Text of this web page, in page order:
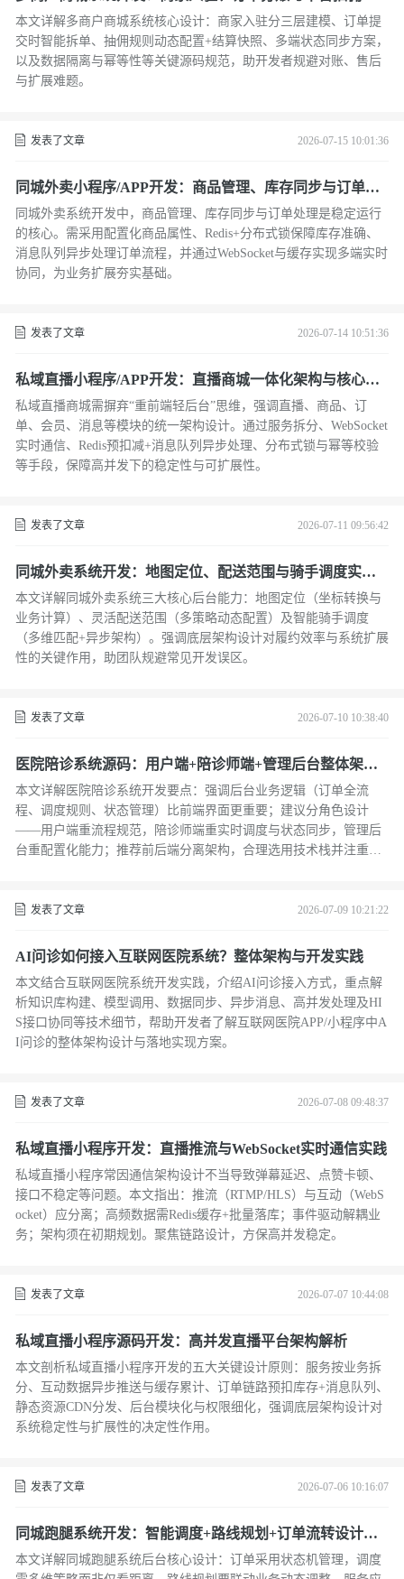
现方案
本文详解多商户商城系统核心设计：商家入驻分三层建模、订单提
交时智能拆单、抽佣规则动态配置+结算快照、多端状态同步方案，
以及数据隔离与幂等性等关键源码规范，助开发者规避对账、售后
与扩展难题。
发表了文章 2026-07-15 10:01:36
同城外卖小程序/APP开发：商品管理、库存同步与订单处
理方案
同城外卖系统开发中，商品管理、库存同步与订单处理是稳定运行
的核心。需采用配置化商品属性、Redis+分布式锁保障库存准确、
消息队列异步处理订单流程，并通过WebSocket与缓存实现多端实时
协同，为业务扩展夯实基础。
发表了文章 2026-07-14 10:51:36
私域直播小程序/APP开发：直播商城一体化架构与核心模
块解析
私域直播商城需摒弃“重前端轻后台”思维，强调直播、商品、订
单、会员、消息等模块的统一架构设计。通过服务拆分、WebSocket
实时通信、Redis预扣减+消息队列异步处理、分布式锁与幂等校验
等手段，保障高并发下的稳定性与可扩展性。
发表了文章 2026-07-11 09:56:42
同城外卖系统开发：地图定位、配送范围与骑手调度实现
方案
本文详解同城外卖系统三大核心后台能力：地图定位（坐标转换与
业务计算）、灵活配送范围（多策略动态配置）及智能骑手调度
（多维匹配+异步架构）。强调底层架构设计对履约效率与系统扩展
性的关键作用，助团队规避常见开发误区。
发表了文章 2026-07-10 10:38:40
医院陪诊系统源码：用户端+陪诊师端+管理后台整体架构
设计方案
本文详解医院陪诊系统开发要点：强调后台业务逻辑（订单全流
程、调度规则、状态管理）比前端界面更重要；建议分角色设计
——用户端重流程规范，陪诊师端重实时调度与状态同步，管理后
台重配置化能力；推荐前后端分离架构，合理选用技术栈并注重数
发表了文章 2026-07-09 10:21:22
AI问诊如何接入互联网医院系统？整体架构与开发实践
本文结合互联网医院系统开发实践，介绍AI问诊接入方式，重点解
析知识库构建、模型调用、数据同步、异步消息、高并发处理及HI
S接口协同等技术细节，帮助开发者了解互联网医院APP/小程序中A
I问诊的整体架构设计与落地实现方案。
发表了文章 2026-07-08 09:48:37
私域直播小程序开发：直播推流与WebSocket实时通信实践
私域直播小程序常因通信架构设计不当导致弹幕延迟、点赞卡顿、
接口不稳定等问题。本文指出：推流（RTMP/HLS）与互动（WebS
ocket）应分离；高频数据需Redis缓存+批量落库；事件驱动解耦业
务；架构须在初期规划。聚焦链路设计，方保高并发稳定。
发表了文章 2026-07-07 10:44:08
私域直播小程序源码开发：高并发直播平台架构解析
本文剖析私域直播小程序开发的五大关键设计原则：服务按业务拆
分、互动数据异步推送与缓存累计、订单链路预扣库存+消息队列、
静态资源CDN分发、后台模块化与权限细化，强调底层架构设计对
系统稳定性与扩展性的决定性作用。
发表了文章 2026-07-06 10:16:07
同城跑腿系统开发：智能调度+路线规划+订单流转设计方
案
本文详解同城跑腿系统后台核心设计：订单采用状态机管理，调度